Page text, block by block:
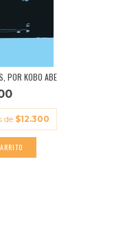
POR KOBO ABE
de $12.300